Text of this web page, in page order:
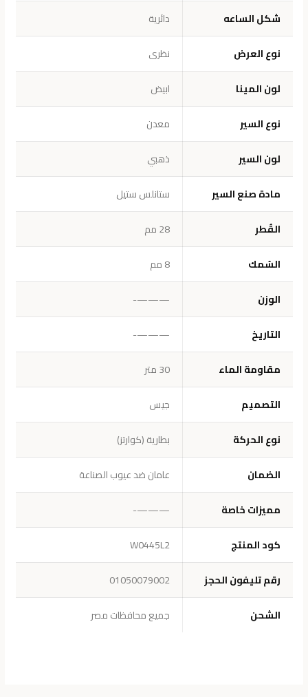
شكل الساعه
دائرية
نوع العرض
نظرى
لون المينا
ابيض
نوع السير
معدن
لون السير
ذهبي
مادة صنع السير
ستانلس ستيل
القُطر
28 مم
السُمك
8 مم
الوزن
———-
التاريخ
———-
مقاومة الماء
30 متر
التصميم
جيس
نوع الحركة
بطارية (كوارتز)
الضمان
عامان ضد عيوب الصناعة
مميزات خاصة
———-
كود المنتج
W0445L2
رقم تليفون الحجز
01050079002
الشحن
جميع محافظات مصر